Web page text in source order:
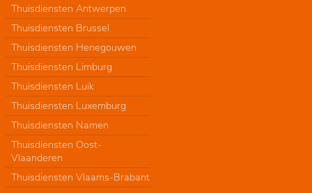
Thuisdiensten Antwerpen
Thuisdiensten Brussel
Thuisdiensten Henegouwen
Thuisdiensten Limburg
Thuisdiensten Luik
Thuisdiensten Luxemburg
Thuisdiensten Namen
Thuisdiensten Oost-
Vlaanderen
Thuisdiensten Vlaams-Brabant